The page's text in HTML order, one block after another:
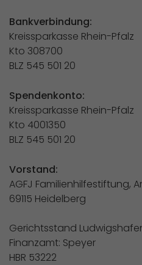
Bankverbindung:
Kreissparkasse Rhein-Pfalz
Kto 308700
BLZ 545 501 20
Spendenkonto:
Kreissparkasse Rhein-Pfalz
Kto 4001350
BLZ 545 501 20
Vorstand:
AGFJ Familienhilfestiftung,
69115 Heidelberg
Gerichtsstand
Finanzamt: Speyer
HBR 53222